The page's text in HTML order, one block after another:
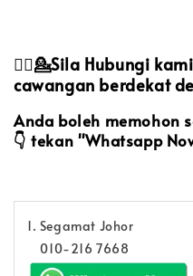
💁‍♀️💁Sila Hubungi
cawangan berdekat
Anda boleh memohon
👇 tekan "Whatsapp
1. Segamat Johor
010-216 7668